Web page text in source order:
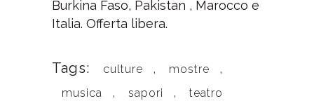
Tags: culture , mostre ,
musica , sapori , teatro